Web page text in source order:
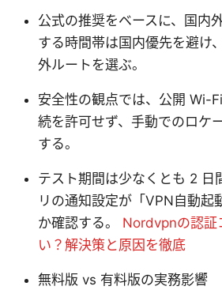
公式の推奨をベースに、国内
する時間帯は国内優先を避け
外ルートを選ぶ。
安全性の観点では、公開 Wi-
続を許可せず、手動でのロケ
する。
テスト期間は少なくとも 2 日
リの通知設定が「VPN自動起
か確認する。 Nordvpnの認証
い？解決策と原因を徹底
無料版 vs 有料版の実務影響